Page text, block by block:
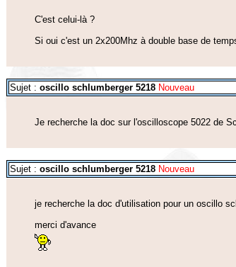
C'est celui-là ?
Si oui c'est un 2x200Mhz à double base de
Sujet : oscillo schlumberger 5218 Nouveau
Je recherche la doc sur l'oscilloscope 5022 de
Sujet : oscillo schlumberger 5218 Nouveau
je recherche la doc d'utilisation pour un oscillo
merci d'avance